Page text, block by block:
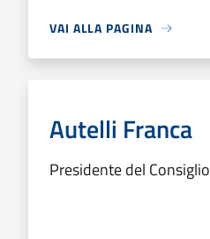
VAI ALLA PAGINA
Autelli Franca
Presidente del Consiglio